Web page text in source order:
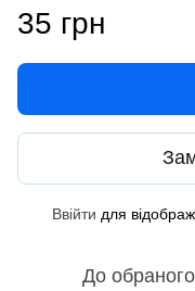
35 грн
Ввійти для
До обраного